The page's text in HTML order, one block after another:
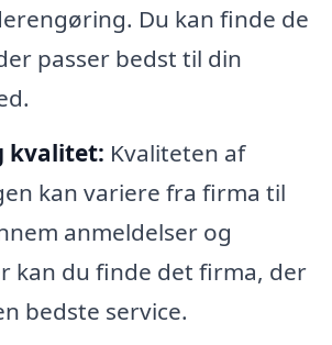
Du kan finde de
passer bedst til din
kvalitet: Kvaliteten af
kan variere fra firma til
anmeldelser og
kan du finde det firma, der
bedste service.